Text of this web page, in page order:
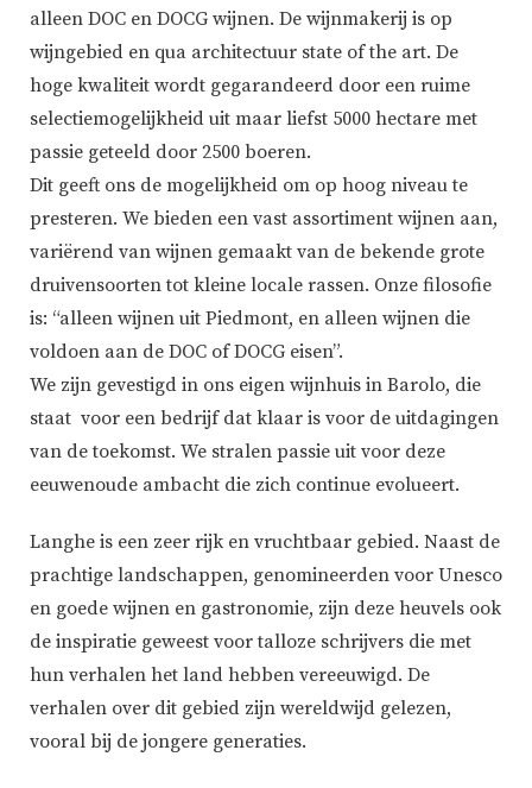
alleen DOC en DOCG wijnen. De wijnmakerij is op
wijngebied en qua architectuur state of the art. De
hoge kwaliteit wordt gegarandeerd door een ruime
selectiemogelijkheid uit maar liefst 5000 hectare met
passie geteeld door 2500 boeren.
Dit geeft ons de mogelijkheid om op hoog niveau te
presteren. We bieden een vast assortiment wijnen aan,
variërend van wijnen gemaakt van de bekende grote
druivensoorten tot kleine locale rassen. Onze filosofie
is: “alleen wijnen uit Piedmont, en alleen wijnen die
voldoen aan de DOC of DOCG eisen”.
We zijn gevestigd in ons eigen wijnhuis in Barolo, die
staat voor een bedrijf dat klaar is voor de uitdagingen
van de toekomst. We stralen passie uit voor deze
eeuwenoude ambacht die zich continue evolueert.
Langhe is een zeer rijk en vruchtbaar gebied. Naast de
prachtige landschappen, genomineerden voor Unesco
en goede wijnen en gastronomie, zijn deze heuvels ook
de inspiratie geweest voor talloze schrijvers die met
hun verhalen het land hebben vereeuwigd. De
verhalen over dit gebied zijn wereldwijd gelezen,
vooral bij de jongere generaties.